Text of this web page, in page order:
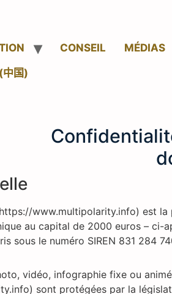
CONSEIL MÉDIAS
中国)
www.multipolarity.info) est la
au capital de 2000 euros –
sous le numéro SIREN 831 284
vidéo, infographie fixe ou
sont protégées par la